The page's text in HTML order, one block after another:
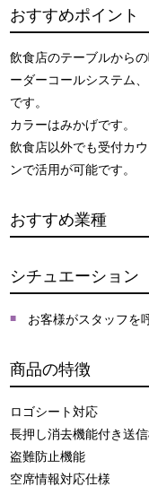
おすすめポイント
飲食店のテーブルから
ーダーコールシステム
です。
カラーはみかげです。
飲食店以外でも受付カ
ンで活用が可能です。
おすすめ業種
シチュエーション
お客様がスタッフを
商品の特徴
ロゴシート対応
長押し消去機能付き送
盗難防止機能
空席情報対応仕様